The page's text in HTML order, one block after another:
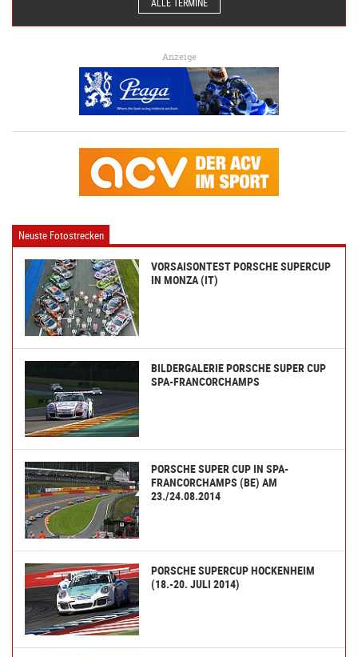
Anzeige
Neuste Fotostrecken
VORSAISONTEST PORSCHE SUPERCUP
IN MONZA (IT)
BILDERGALERIE PORSCHE SUPER CUP
SPA-FRANCORCHAMPS
PORSCHE SUPER CUP IN SPA-
FRANCORCHAMPS (BE) AM
23./24.08.2014
PORSCHE SUPERCUP HOCKENHEIM
(18.-20. JULI 2014)